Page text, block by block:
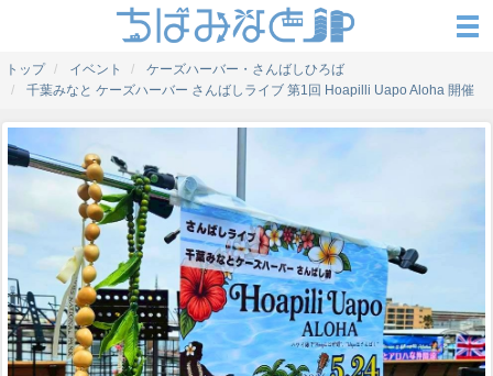
トップ イベント
ケーズハーバー・さんばしひろば
千葉みなと ケーズハーバー さんばしライブ 第1回 Hoapilli Uapo Aloha 開催